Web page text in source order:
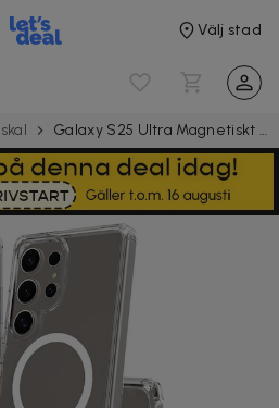
Välj stad
Galaxy S25 Ultra Magnetiskt Mobilskal Magsafe Kompatibel Genomskinligt